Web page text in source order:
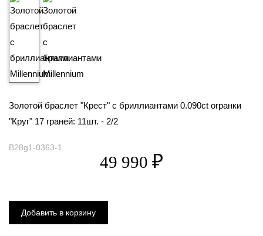
Золотой браслет "Крест" с бриллиантами 0.090ct огранки
"Круг" 17 граней: 11шт. - 2/2
B28g1-0363-1